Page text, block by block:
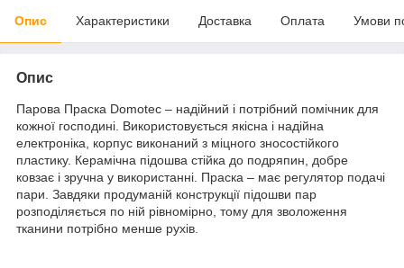
Опис Характеристики Доставка Оплата Умови
Опис
Парова Праска Domotec – надійний і потрібний помічник для
кожної господині. Використовується якісна і надійна
електроніка, корпус виконаний з міцного зносостійкого
пластику. Керамічна підошва стійка до подряпин, добре
ковзає і зручна у використанні. Праска – має регулятор подачі
пари. Завдяки продуманій конструкції підошви пар
розподіляється по ній рівномірно, тому для зволоження
тканини потрібно менше рухів.